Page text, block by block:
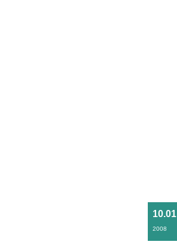
10.01
2008